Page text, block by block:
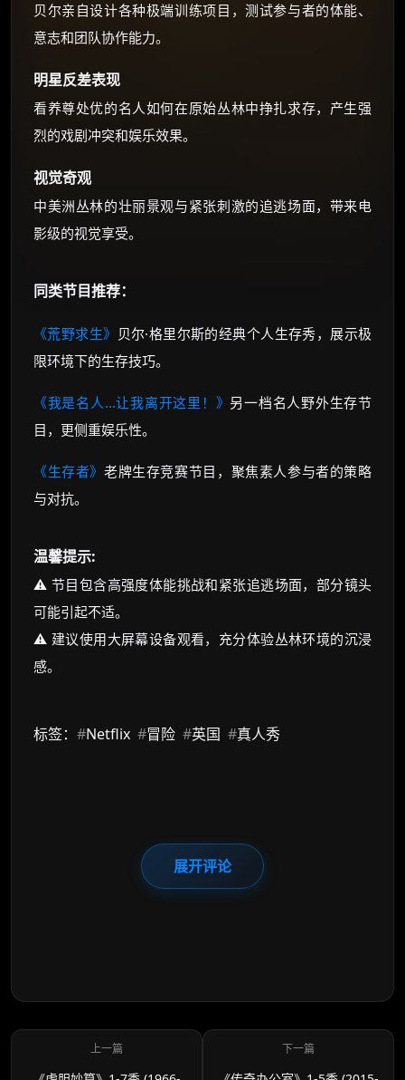
贝尔亲自设计各种极端训练项目，测试参与者的体能、
意志和团队协作能力。
明星反差表现
看养尊处优的名人如何在原始丛林中挣扎求存，产生强
烈的戏剧冲突和娱乐效果。
视觉奇观
中美洲丛林的壮丽景观与紧张刺激的追逃场面，带来电
影级的视觉享受。
同类节目推荐：
《荒野求生》 贝尔·格里尔斯的经典个人生存秀，展示极
限环境下的生存技巧。
《我是名人...让我离开这里！》 另一档名人野外生存节
目，更侧重娱乐性。
《生存者》老牌生存竞赛节目，聚焦素人参与者的策略
与对抗。
温馨提示:
⚠️ 节目包含高强度体能挑战和紧张追逃场面，部分镜头
可能引起不适。
⚠️ 建议使用大屏幕设备观看，充分体验丛林环境的沉浸
感。
标签： #Netflix #冒险 #英国 #真人秀
展开评论